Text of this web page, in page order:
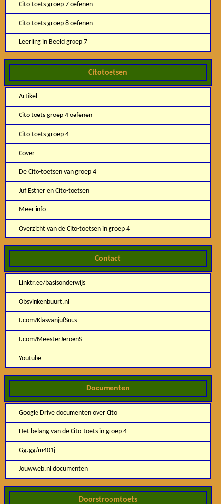
Cito-toets groep 7 oefenen
Cito-toets groep 8 oefenen
Leerling in Beeld groep 7
Citotoetsen
Artikel
Cito toets groep 4 oefenen
Cito-toets groep 4
Cover
De Cito-toetsen van groep 4
Juf Esther en Cito-toetsen
Meer info
Overzicht van de Cito-toetsen in groep 4
Contact
Linktr.ee/basisonderwijs
Obsvinkenbuurt.nl
I.com/KlasvanjufSuus
I.com/MeesterJeroenS
Youtube
Documenten
Google Drive documenten over Cito
Het belang van de Cito-toets in groep 4
Gg.gg/m401j
Jouwweb.nl documenten
Doorstroomtoets